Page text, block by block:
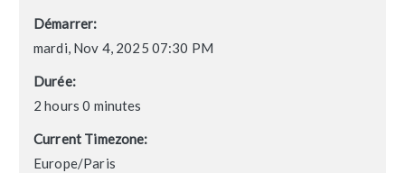
Démarrer:
mardi, Nov 4, 2025 07:30 PM
Durée:
2 hours 0 minutes
Current Timezone:
Europe/Paris